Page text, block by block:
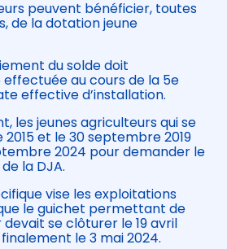
peuvent bénéficier, toutes
de la dotation jeune
du solde doit
au cours de la 5e
effective d’installation.
les jeunes agriculteurs qui se
et le 30 septembre 2019
2024 pour demander le
la DJA.
vise les exploitations
le guichet permettant de
se clôturer le 19 avril
le 3 mai 2024.